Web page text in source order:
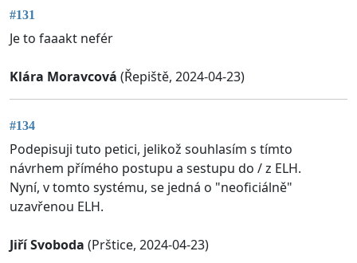
#131
Je to faaakt nefér
Klára Moravcová (Řepiště, 2024-04-23)
#134
Podepisuji tuto petici, jelikož souhlasím s tímto
návrhem přímého postupu a sestupu do / z ELH.
Nyní, v tomto systému, se jedná o "neoficiálně"
uzavřenou ELH.
Jiří Svoboda (Prštice, 2024-04-23)